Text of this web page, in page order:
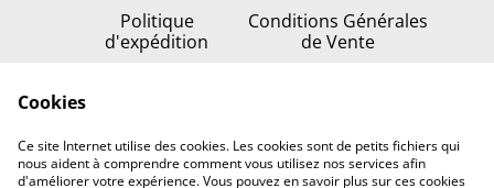
Politique
d'expédition
Conditions Générales
de Vente
Nous contacter
Cookies
Ce site Internet utilise des cookies. Les cookies sont de petits fichiers qui
nous aident à comprendre comment vous utilisez nos services afin
d'améliorer votre expérience. Vous pouvez en savoir plus sur ces cookies